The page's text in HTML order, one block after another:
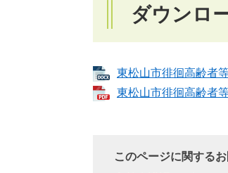
ダウンロ
東松山市徘徊高齢者
東松山市徘徊高齢者
このページに関する